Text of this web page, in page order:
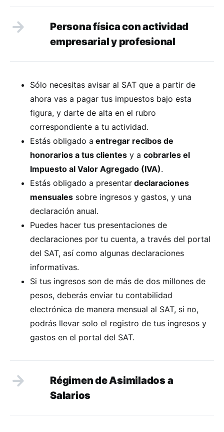
Persona física con actividad
empresarial y profesional
Sólo necesitas avisar al SAT que a partir de
ahora vas a pagar tus impuestos bajo esta
figura, y darte de alta en el rubro
correspondiente a tu actividad.
Estás obligado a entregar recibos de
honorarios a tus clientes y a cobrarles el
Impuesto al Valor Agregado (IVA).
Estás obligado a presentar declaraciones
mensuales sobre ingresos y gastos, y una
declaración anual.
Puedes hacer tus presentaciones de
declaraciones por tu cuenta, a través del portal
del SAT, así como algunas declaraciones
informativas.
Si tus ingresos son de más de dos millones de
pesos, deberás enviar tu contabilidad
electrónica de manera mensual al SAT, si no,
podrás llevar solo el registro de tus ingresos y
gastos en el portal del SAT.
Régimen de Asimilados a
Salarios